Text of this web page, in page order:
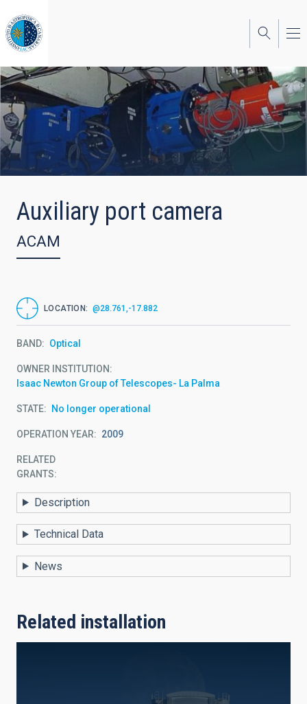
to
main
content
Auxiliary port camera
ACAM
LOCATION @28.761,-17.882
BAND Optical
OWNER INSTITUTION
Isaac Newton Group of Telescopes- La Palma
STATE No longer operational
OPERATION YEAR 2009
RELATED
GRANTS:
Description
Technical Data
News
Related installation